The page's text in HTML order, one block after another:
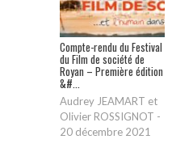
Compte-rendu du Festival
du Film de société de
Royan – Première édition
&#...
Audrey JEAMART et
Olivier ROSSIGNOT -
20 décembre 2021